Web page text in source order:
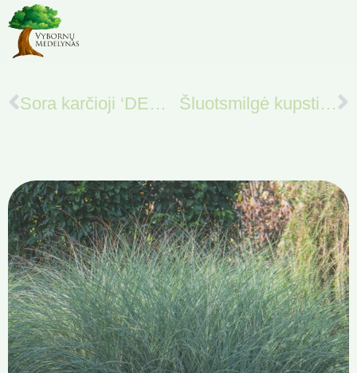
Sora karčioji ‘DEWEY BLUE’ Šluotsmilgė kupstinė ‘GOLDTAU’